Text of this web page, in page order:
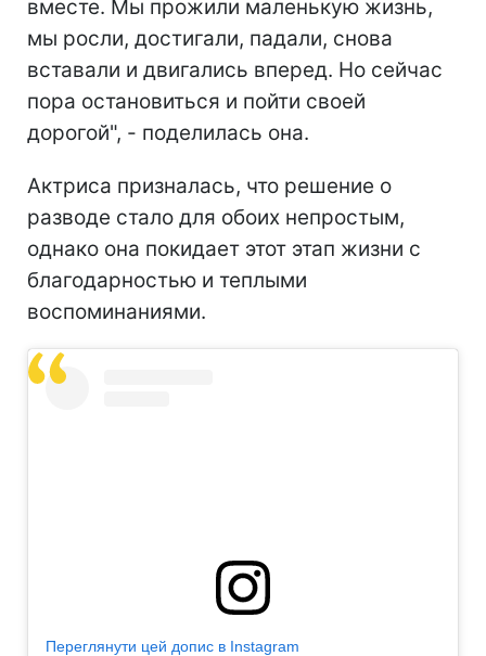
вместе. Мы прожили маленькую жизнь,
мы росли, достигали, падали, снова
вставали и двигались вперед. Но сейчас
пора остановиться и пойти своей
дорогой", - поделилась она.
Актриса призналась, что решение о
разводе стало для обоих непростым,
однако она покидает этот этап жизни с
благодарностью и теплыми
воспоминаниями.
Переглянути цей допис в Instagram